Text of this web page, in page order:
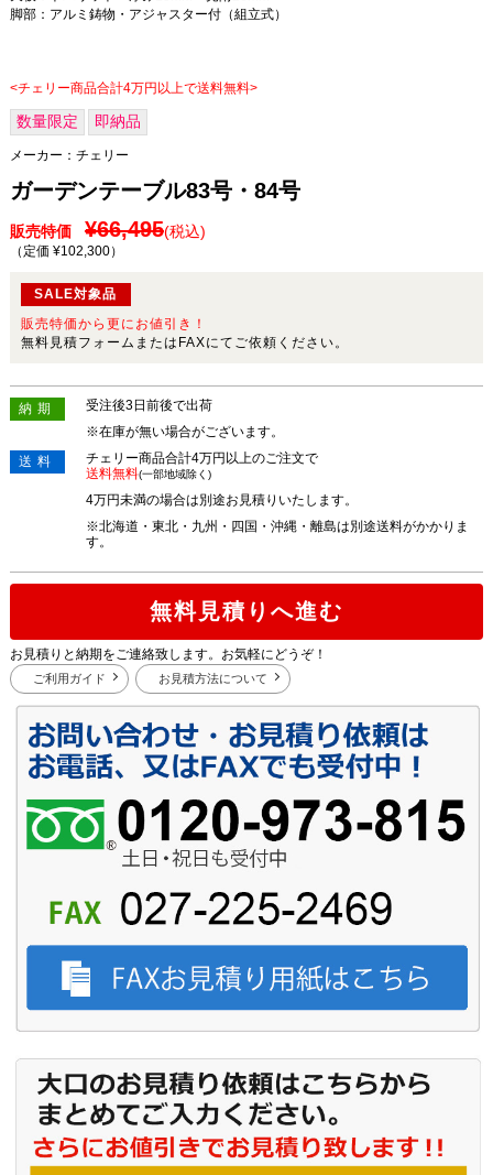
脚部：アルミ鋳物・アジャスター付（組立式）
<チェリー商品合計4万円以上で送料無料>
数量限定 即納品
メーカー： チェリー
ガーデンテーブル83号・84号
販売特価 ¥66,495(税込)
（定価 ¥102,300）
SALE対象品
販売特価から更にお値引き！
無料見積フォームまたはFAXにてご依頼ください。
納期
受注後3日前後で出荷
※在庫が無い場合がございます。
送料
チェリー商品合計4万円以上のご注文で
送料無料(一部地域除く)
4万円未満の場合は別途お見積りいたします。
※北海道・東北・九州・四国・沖縄・離島は別途送料がかかりま
す。
無料見積りへ進む
お見積りと納期をご連絡致します。お気軽にどうぞ！
ご利用ガイド お見積方法について